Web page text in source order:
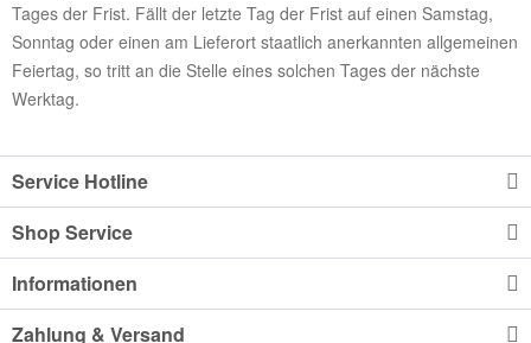
Tages der Frist. Fällt der letzte Tag der Frist auf einen Samstag,
Sonntag oder einen am Lieferort staatlich anerkannten allgemeinen
Feiertag, so tritt an die Stelle eines solchen Tages der nächste
Werktag.
Service Hotline
Shop Service
Informationen
Zahlung & Versand